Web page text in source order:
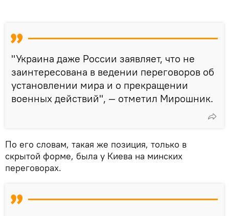
"Украина даже России заявляет, что не
заинтересована в ведении переговоров об
установлении мира и о прекращении
военных действий", — отметил Мирошник.
По его словам, такая же позиция, только в
скрытой форме, была у Киева на минских
переговорах.